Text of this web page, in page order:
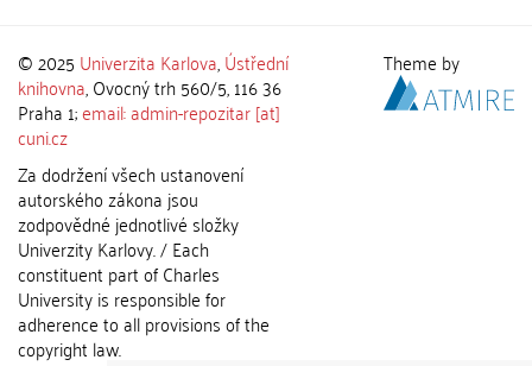
© 2025 Univerzita Karlova,Ústřední
knihovna, Ovocný trh 560/5, 116 36
Praha 1;email: admin-repozitar [at]
cuni.cz
Za dodržení všech ustanovení
autorského zákona jsou
zodpovědné jednotlivé složky
Univerzity Karlovy. / Each
constituent part of Charles
University is responsible for
adherence to all provisions of the
copyright law.
Theme by